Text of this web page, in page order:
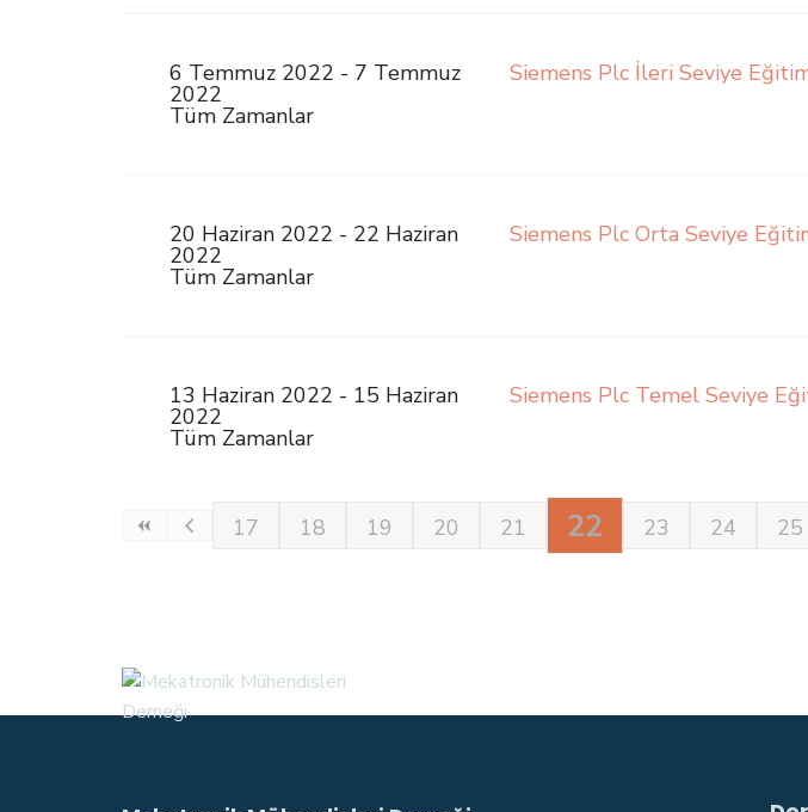
6 Temmuz 2022 - 7 Temmuz
2022
Tüm Zamanlar
Siemens Plc İleri Seviye
20 Haziran 2022 - 22 Haziran
2022
Tüm Zamanlar
Siemens Plc Orta Seviye
13 Haziran 2022 - 15 Haziran
2022
Tüm Zamanlar
Siemens Plc Temel Seviye
17 18 19 20 21 22 23 24 25